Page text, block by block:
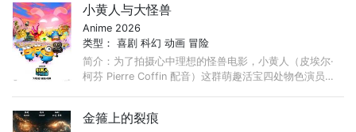
第612集
第611集
第609集
第608集
第606集
第605集
第604集
第600集
第599集
小黄人与大怪兽
Anime 2026
类型：喜剧 科幻 动画 冒险
简介：为了拍摄心中理想的怪兽电影，小黄人（皮埃尔·
柯芬 Pierre Coffin 配音）这群萌趣活宝四处物色演员，
金箍上的裂痕